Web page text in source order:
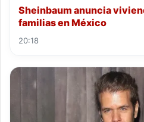
Sheinbaum anuncia
familias en México
20:18